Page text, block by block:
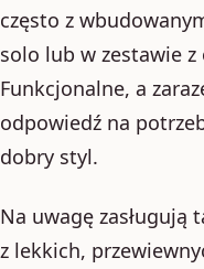
często z
solo lub w zestawie z
Funkcjonalne, a
odpowiedź na
dobry styl.
Na uwagę zasługują
z lekkich,